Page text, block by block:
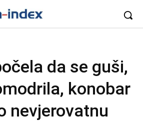
da se guši,
konobar
nevjerovatnu